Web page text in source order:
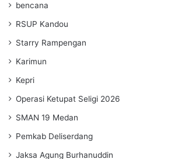
bencana
RSUP Kandou
Starry Rampengan
Karimun
Kepri
Operasi Ketupat Seligi 2026
SMAN 19 Medan
Pemkab Deliserdang
Jaksa Agung Burhanuddin